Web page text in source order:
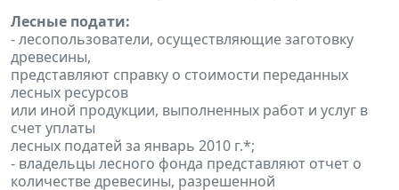
Лесные подати:
- лесопользователи, осуществляющие заготовку
древесины,
представляют справку о стоимости переданных
лесных ресурсов
или иной продукции, выполненных работ и услуг в
счет уплаты
лесных податей за январь 2010 г.*;
- владельцы лесного фонда представляют отчет о
количестве древесины, разрешенной